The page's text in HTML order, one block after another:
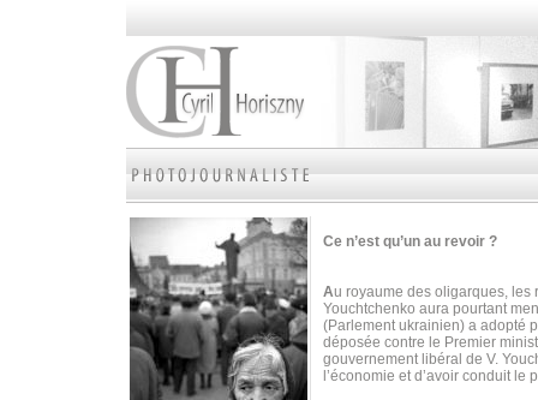
Ce n’est qu’un au revoir ?
Au royaume des oligarques, les
Youchtchenko aura pourtant
(Parlement ukrainien) a adopté
déposée contre le Premier
gouvernement libéral de V.
l’économie et d’avoir conduit le